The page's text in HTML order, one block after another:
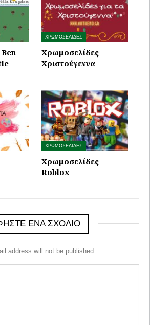
ΧΡΩΜΟΣΕΛΙΔΕΣ
Χρωμοσελίδες
Χριστούγεννα
ΧΡΩΜΟΣΕΛΙΔΕΣ
Χρωμοσελίδες
Roblox
ΈΝΑ ΣΧΌΛΙΟ
address will not be published.